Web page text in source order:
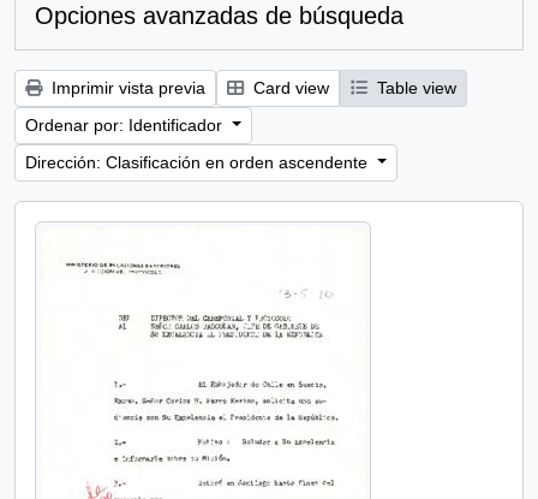
Opciones avanzadas de búsqueda
Imprimir vista previa Card view
Table view
Ordenar por: Identificador
Dirección: Clasificación en orden ascendente